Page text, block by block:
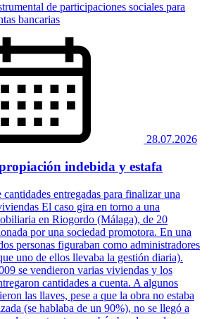
de participaciones sociales para
bancarias
28.07.2026
indebida y estafa
entregadas para finalizar una
El caso gira en torno a una
en Riogordo (Málaga), de 20
por una sociedad promotora. En una
personas figuraban como administradores
uno de ellos llevaba la gestión diaria).
se vendieron varias viviendas y los
cantidades a cuenta. A algunos
las llaves, pese a que la obra no estaba
(se hablaba de un 90%), no se llegó a